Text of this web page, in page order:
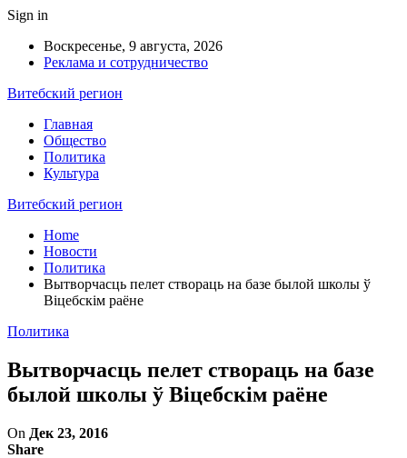
Sign in
Воскресенье, 9 августа, 2026
Реклама и сотрудничество
Витебский регион
Главная
Общество
Политика
Культура
Витебский регион
Home
Новости
Политика
Вытворчасць пелет створаць на базе былой школы ў
Віцебскім раёне
Политика
Вытворчасць пелет створаць на базе
былой школы ў Віцебскім раёне
On Дек 23, 2016
Share